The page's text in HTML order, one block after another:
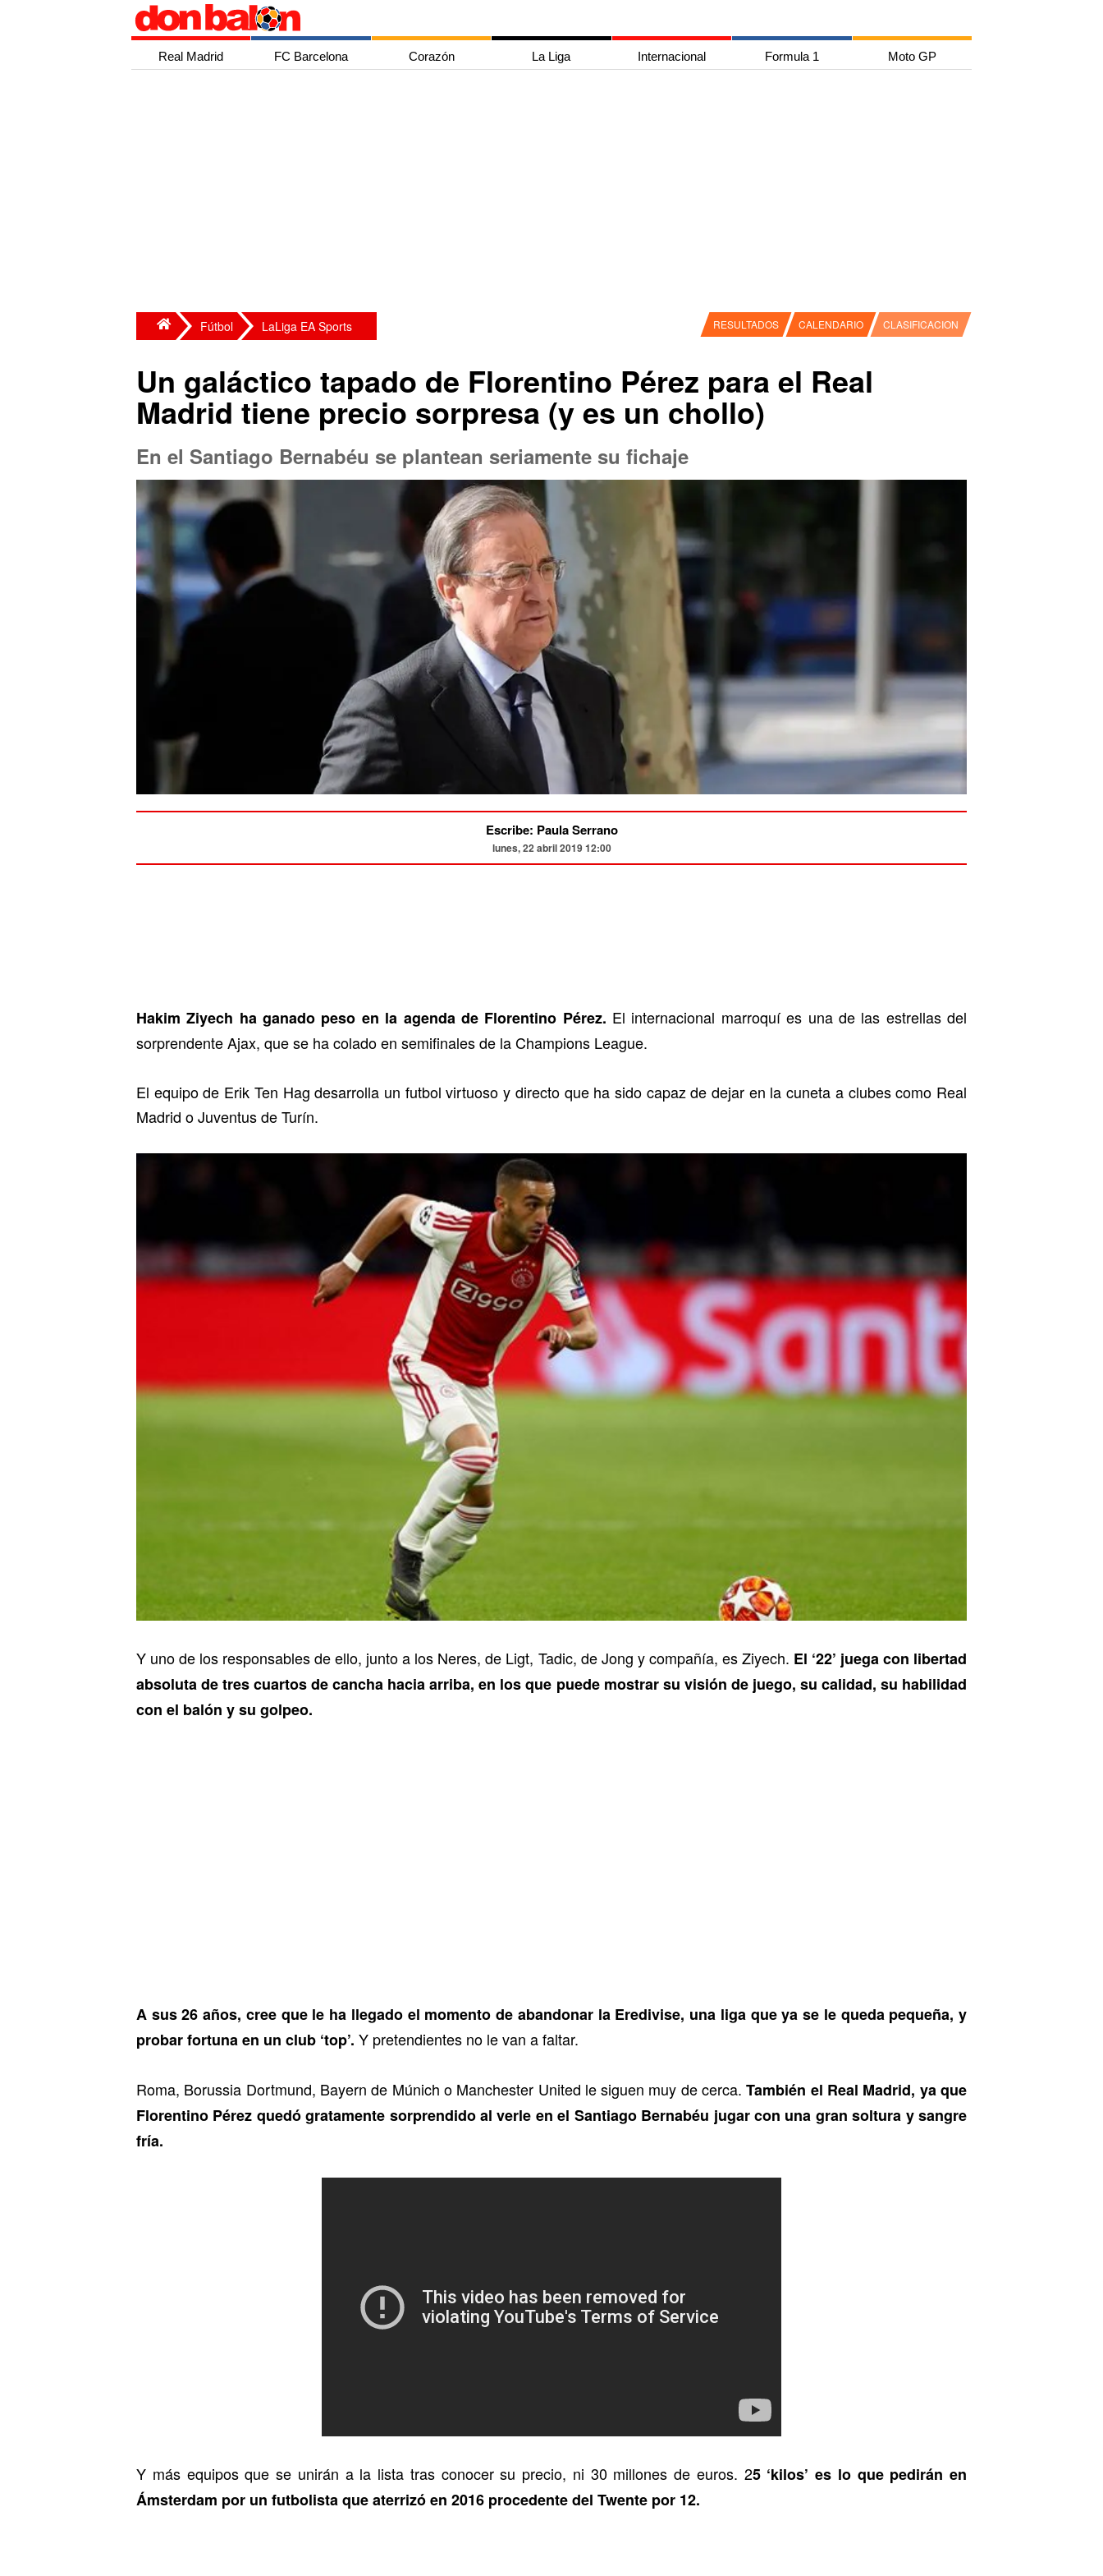
Real Madrid FC Barcelona Corazón La Liga Internacional Formula 1 Moto GP
Fútbol LaLiga EA Sports RESULTADOS CALENDARIO CLASIFICACION
Un galáctico tapado de Florentino Pérez para el Real
Madrid tiene precio sorpresa (y es un chollo)
En el Santiago Bernabéu se plantean seriamente su fichaje
Escribe: Paula Serrano
lunes, 22 abril 2019 12:00
Hakim Ziyech ha ganado peso en la agenda de Florentino Pérez. El internacional marroquí es una de las estrellas del
sorprendente Ajax, que se ha colado en semifinales de la Champions League.
El equipo de Erik Ten Hag desarrolla un futbol virtuoso y directo que ha sido capaz de dejar en la cuneta a clubes como Real
Madrid o Juventus de Turín.
Y uno de los responsables de ello, junto a los Neres, de Ligt, Tadic, de Jong y compañía, es Ziyech. El ‘22’ juega con libertad
absoluta de tres cuartos de cancha hacia arriba, en los que puede mostrar su visión de juego, su calidad, su habilidad
con el balón y su golpeo.
A sus 26 años, cree que le ha llegado el momento de abandonar la Eredivise, una liga que ya se le queda pequeña, y
probar fortuna en un club ‘top’. Y pretendientes no le van a faltar.
Roma, Borussia Dortmund, Bayern de Múnich o Manchester United le siguen muy de cerca.También el Real Madrid, ya que
Florentino Pérez quedó gratamente sorprendido al verle en el Santiago Bernabéu jugar con una gran soltura y sangre
fría.
Y más equipos que se unirán a la lista tras conocer su precio, ni 30 millones de euros. 25 ‘kilos’ es lo que pedirán en
Ámsterdam por un futbolista que aterrizó en 2016 procedente del Twente por 12.